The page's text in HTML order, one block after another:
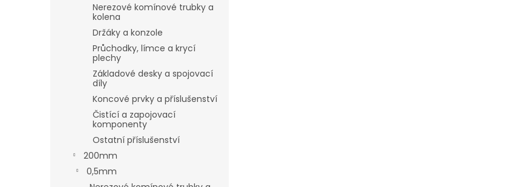
Nerezové komínové trubky a
kolena
Držáky a konzole
Průchodky, límce a krycí
plechy
Základové desky a spojovací
díly
Koncové prvky a příslušenství
Čistící a zapojovací
komponenty
Ostatní příslušenství
200mm
0,5mm